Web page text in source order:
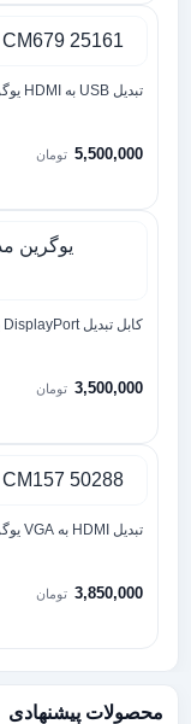
تبدیل USB به HDMI یوگرین مدل CM679 25161
5,500,000 تومان
کابل تبدیل DisplayPort به VGA یوگرین مدل DP105 10247 طول 1.5 متر
3,500,000 تومان
تبدیل HDMI به VGA یوگرین مدل CM157 50288
3,850,000 تومان
محصولات پیشنهادی